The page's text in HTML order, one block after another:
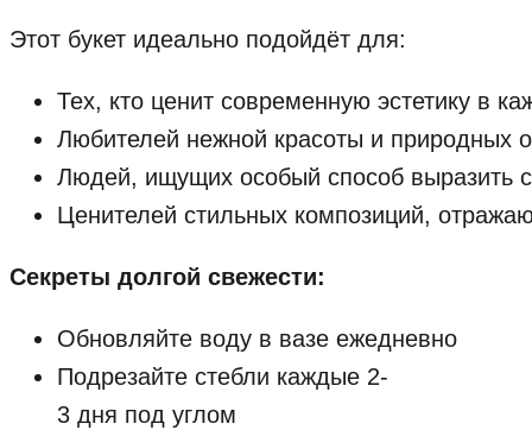
Этот букет идеально подойдёт для:
Тех, кто ценит современную эстетику в
Любителей нежной красоты и природных
Людей, ищущих особый способ выразить
Ценителей стильных композиций,
Секреты долгой свежести:
Обновляйте воду в вазе ежедневно
Подрезайте стебли каждые 2-
3 дня под углом